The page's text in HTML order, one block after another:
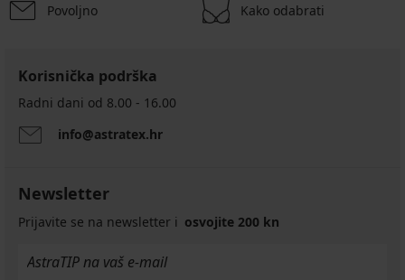
Povoljno Kako odabrati
Korisnička podrška
Radni dani od 8.00 - 16.00
info@astratex.hr
Newsletter
Prijavite se na newsletter i osvojite 200 kn